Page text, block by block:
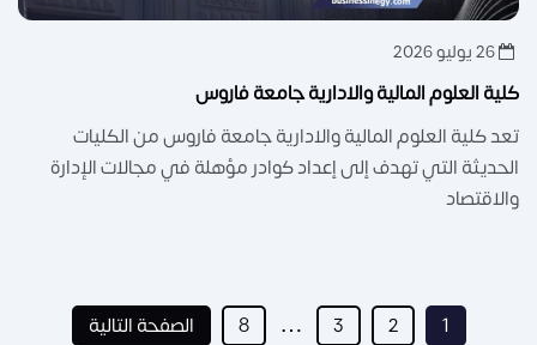
26 يوليو 2026
كلية العلوم المالية والادارية جامعة فاروس
تعد كلية العلوم المالية والادارية جامعة فاروس من الكليات
الحديثة التي تهدف إلى إعداد كوادر مؤهلة في مجالات الإدارة
والاقتصاد
1
2
3
…
8 الصفحة التالية